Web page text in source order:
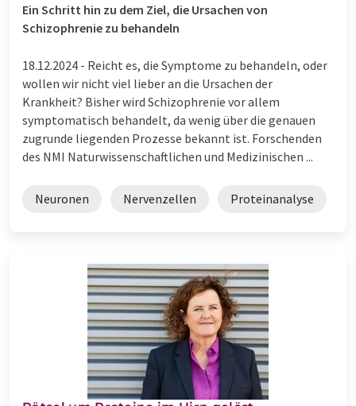
Ein Schritt hin zu dem Ziel, die Ursachen von
Schizophrenie zu behandeln
18.12.2024 - Reicht es, die Symptome zu behandeln, oder
wollen wir nicht viel lieber an die Ursachen der
Krankheit? Bisher wird Schizophrenie vor allem
symptomatisch behandelt, da wenig über die genauen
zugrunde liegenden Prozesse bekannt ist. Forschenden
des NMI Naturwissenschaftlichen und Medizinischen ...
Neuronen Nervenzellen Proteinanalyse